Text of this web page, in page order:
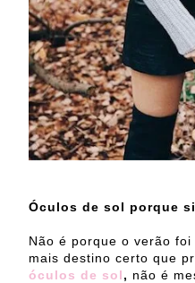
Óculos de sol porque
Não é porque o verão
mais destino certo que
óculos de sol, não é